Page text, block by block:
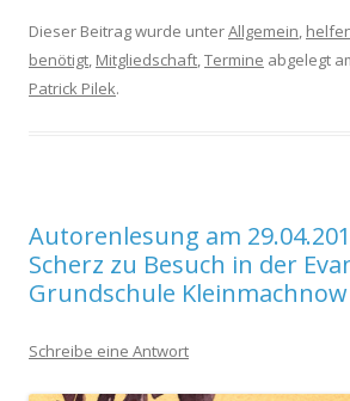
Dieser Beitrag wurde unterAllgemein,
benötigt, Mitgliedschaft,Termine abgelegt
Patrick Pilek.
Autorenlesung am
Scherz zu Besuch in der
Grundschule Kleinmachnow
Schreibe eine Antwort